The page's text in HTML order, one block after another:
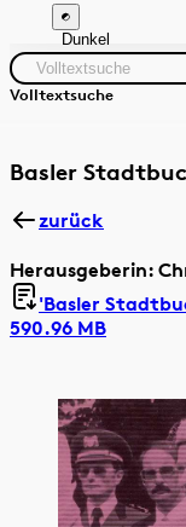
Dunkel
Volltextsuche
Zeitraum
Basler
zurück
Herausgeberin:
'Basler
590.96 MB